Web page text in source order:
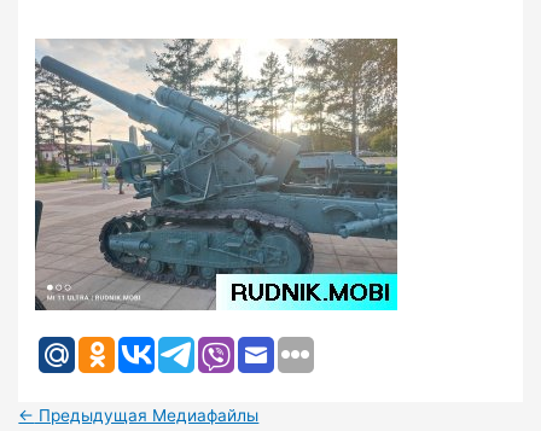
← Предыдущая Медиафайлы